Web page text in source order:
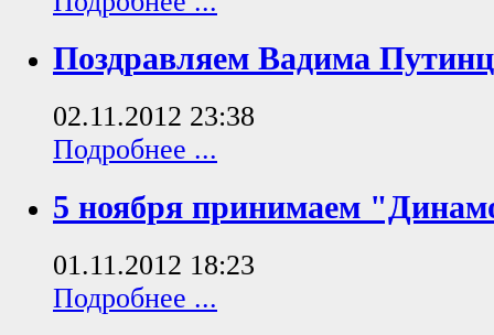
Поздравляем Вадима
02.11.2012 23:38
Подробнее ...
5 ноября принимаем
01.11.2012 18:23
Подробнее ...